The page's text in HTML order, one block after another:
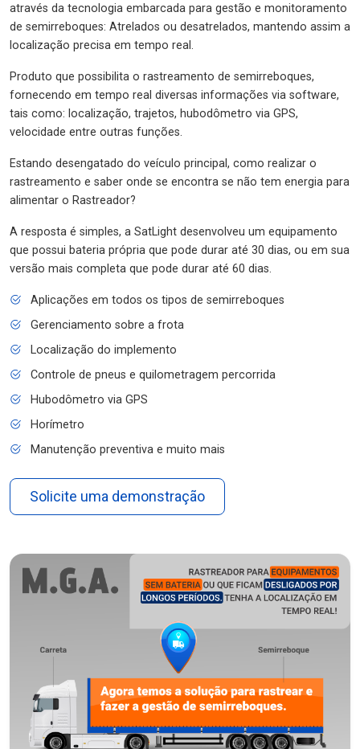
através da tecnologia embarcada para gestão e monitoramento
de semirreboques: Atrelados ou desatrelados, mantendo assim a
localização precisa em tempo real.
Produto que possibilita o rastreamento de semirreboques,
fornecendo em tempo real diversas informações via software,
tais como: localização, trajetos, hubodômetro via GPS,
velocidade entre outras funções.
Estando desengatado do veículo principal, como realizar o
rastreamento e saber onde se encontra se não tem energia para
alimentar o Rastreador?
A resposta é simples, a SatLight desenvolveu um equipamento
que possui bateria própria que pode durar até 30 dias, ou em sua
versão mais completa que pode durar até 60 dias.
Aplicações em todos os tipos de semirreboques
Gerenciamento sobre a frota
Localização do implemento
Controle de pneus e quilometragem percorrida
Hubodômetro via GPS
Horímetro
Manutenção preventiva e muito mais
Solicite uma demonstração